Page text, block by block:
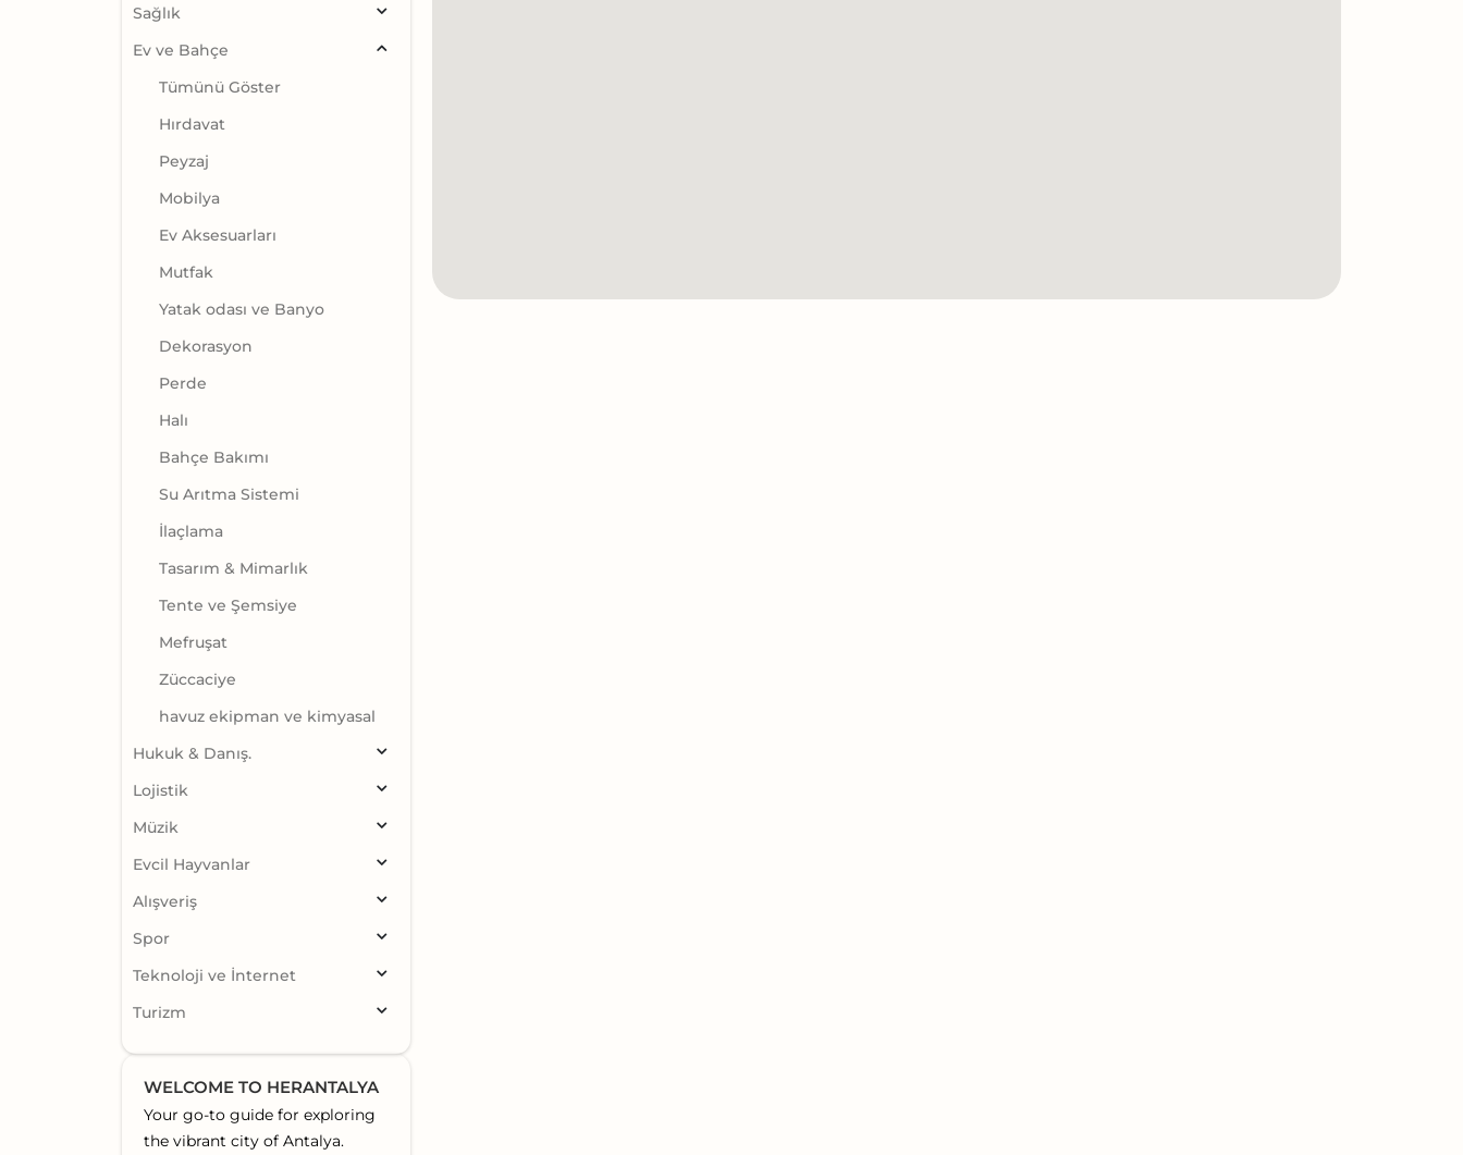
Sağlık
Ev ve Bahçe
Tümünü Göster
Hırdavat
Peyzaj
Mobilya
Ev Aksesuarları
Mutfak
Yatak odası ve Banyo
Dekorasyon
Perde
Halı
Bahçe Bakımı
Su Arıtma Sistemi
İlaçlama
Tasarım & Mimarlık
Tente ve Şemsiye
Mefruşat
Züccaciye
havuz ekipman ve kimyasal
Hukuk & Danış.
Lojistik
Müzik
Evcil Hayvanlar
Alışveriş
Spor
Teknoloji ve İnternet
Turizm
WELCOME TO HERANTALYA
Your go-to guide for exploring
the vibrant city of Antalya.